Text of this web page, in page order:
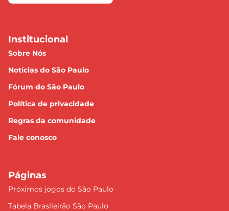
Institucional
Sobre Nós
Notícias do São Paulo
Fórum do São Paulo
Política de privacidade
Regras da comunidade
Fale conosco
Páginas
Próximos jogos do São Paulo
Tabela Brasileirão São Paulo